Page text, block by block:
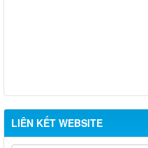
LIÊN KẾT WEBSITE